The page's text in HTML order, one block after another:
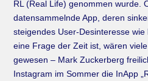
RL (Real Life) genommen wurde.
daten­sammelnde App, deren
steigendes User­-Desinteresse
eine Frage der Zeit ist, wären
gewesen – Mark Zuckerberg
Instagram im Sommer die In­App